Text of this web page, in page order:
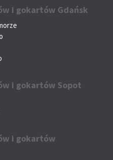
i gokartów Gdańsk
i gokartów Sopot
i gokartów